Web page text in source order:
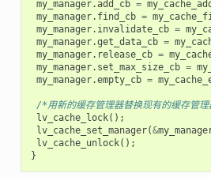
my_manager.add_cb =
my_manager. find_cb =
my_manager. invalidate_cb =
my_manager.get_data_cb =
my_manager. release_cb =
my_manager. set_max_size_cb =
my_manager.empty_cb =
/*用新的缓存管理器替换现有的缓存管
lv_cache_lock();
lv_cache_set_manager(&
lv_cache_unlock();
}